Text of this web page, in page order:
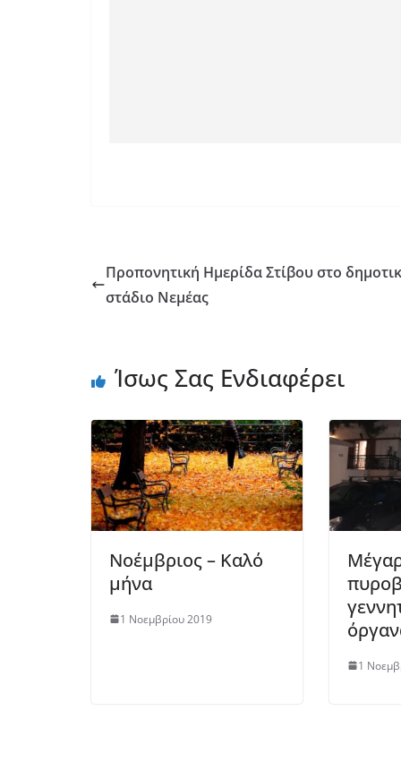
Προπονητική Ημερίδα Στίβου στο
στάδιο Νεμέας
Ίσως Σας Ενδιαφέρει
Νοέμβριος – Καλό
μήνα
1 Νοεμβρίου 2019
1